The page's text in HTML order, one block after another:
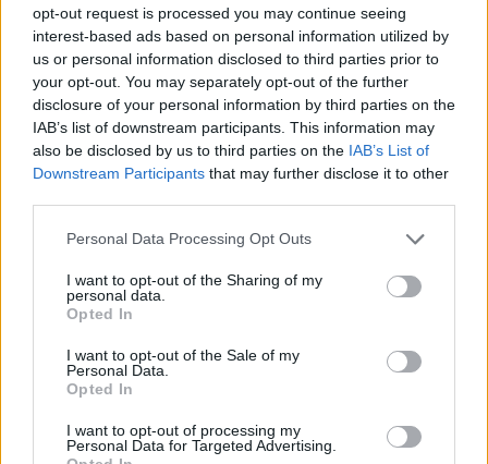
opt-out request is processed you may continue seeing
interest-based ads based on personal information utilized by
us or personal information disclosed to third parties prior to
your opt-out. You may separately opt-out of the further
disclosure of your personal information by third parties on the
IAB’s list of downstream participants. This information may
also be disclosed by us to third parties on the IAB’s List of
Downstream Participants that may further disclose it to other
Personal Data Processing Opt Outs
I want to opt-out of the Sharing of my
personal data.
Opted In
I want to opt-out of the Sale of my
Personal Data.
Opted In
I want to opt-out of processing my
Personal Data for Targeted Advertising.
Esim for Global
Esim for USA | Esim for Italy Esim for Spain|Esim
for Turkey|Esim for Germany|Esim for Greece|